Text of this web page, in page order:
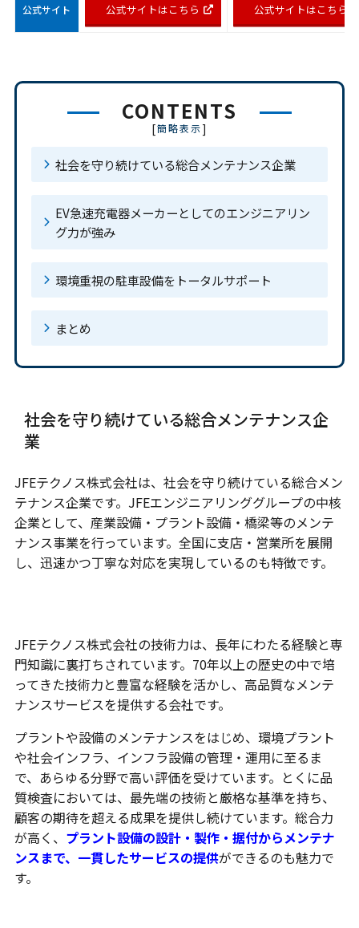
公式サイト 公式サイトはこちら 公式サイトはこちら
CONTENTS
[簡略表示]
社会を守り続けている総合メンテナンス企業
EV急速充電器メーカーとしてのエンジニアリン
グ力が強み
環境重視の駐車設備をトータルサポート
まとめ
社会を守り続けている総合メンテナンス企
業
JFEテクノス株式会社は、社会を守り続けている総合メン
テナンス企業です。JFEエンジニアリンググループの中核
企業として、産業設備・プラント設備・橋梁等のメンテ
ナンス事業を行っています。全国に支店・営業所を展開
し、迅速かつ丁寧な対応を実現しているのも特徴です。
JFEテクノス株式会社の技術力は、長年にわたる経験と専
門知識に裏打ちされています。70年以上の歴史の中で培
ってきた技術力と豊富な経験を活かし、高品質なメンテ
ナンスサービスを提供する会社です。
プラントや設備のメンテナンスをはじめ、環境プラント
や社会インフラ、インフラ設備の管理・運用に至るま
で、あらゆる分野で高い評価を受けています。とくに品
質検査においては、最先端の技術と厳格な基準を持ち、
顧客の期待を超える成果を提供し続けています。総合力
が高く、 プラント設備の設計・製作・据付からメンテナ
ンスまで、一貫したサービスの提供ができるのも魅力で
す。